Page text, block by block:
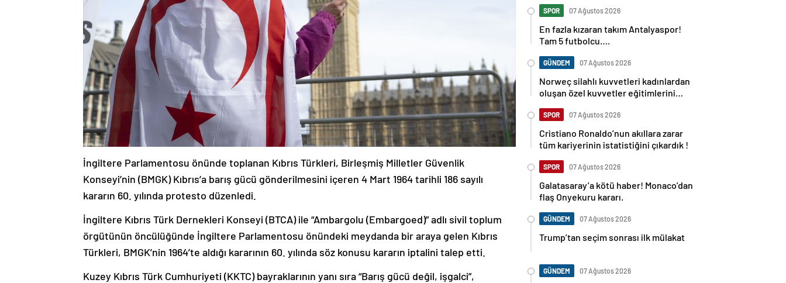
İngiltere Parlamentosu önünde toplanan Kıbrıs Türkleri, Birleşmiş Milletler Güvenlik
Konseyi’nin (BMGK) Kıbrıs’a barış gücü gönderilmesini içeren 4 Mart 1964 tarihli 186 sayılı
kararın 60. yılında protesto düzenledi.
İngiltere Kıbrıs Türk Dernekleri Konseyi (BTCA) ile “Ambargolu (Embargoed)” adlı sivil toplum
örgütünün öncülüğünde İngiltere Parlamentosu önündeki meydanda bir araya gelen Kıbrıs
Türkleri, BMGK’nin 1964’te aldığı kararının 60. yılında söz konusu kararın iptalini talep etti.
Kuzey Kıbrıs Türk Cumhuriyeti (KKTC) bayraklarının yanı sıra “Barış gücü değil, işgalci”,
SPOR 07 Ağustos 2026
En fazla kızaran takım Antalyaspor!
Tam 5 futbolcu….
GÜNDEM 07 Ağustos 2026
Norweç silahlı kuvvetleri kadınlardan
oluşan özel kuvvetler eğitimlerini
SPOR 07 Ağustos 2026
Cristiano Ronaldo’nun akıllara zarar
tüm kariyerinin istatistiğini çıkardık !
SPOR 07 Ağustos 2026
Galatasaray’a kötü haber! Monaco’dan
flaş Onyekuru kararı.
GÜNDEM 07 Ağustos 2026
Trump’tan seçim sonrası ilk mülakat
GÜNDEM 07 Ağustos 2026